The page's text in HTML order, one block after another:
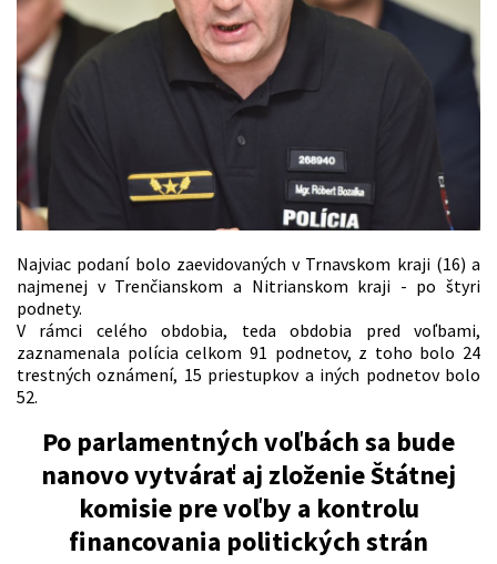
Najviac podaní bolo zaevidovaných v Trnavskom kraji (16) a
najmenej v Trenčianskom a Nitrianskom kraji - po štyri
podnety.
V rámci celého obdobia, teda obdobia pred voľbami,
zaznamenala polícia celkom 91 podnetov, z toho bolo 24
trestných oznámení, 15 priestupkov a iných podnetov bolo
52.
Po parlamentných voľbách sa bude
nanovo vytvárať aj zloženie Štátnej
komisie pre voľby a kontrolu
financovania politických strán